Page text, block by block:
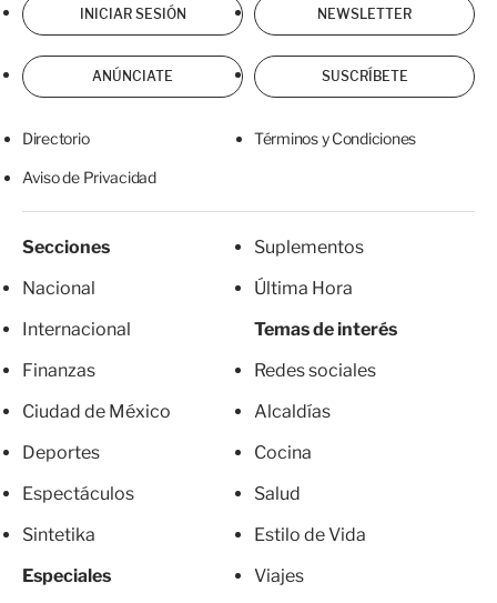
INICIAR SESIÓN NEWSLETTER
ANÚNCIATE SUSCRÍBETE
Directorio Términos y Condiciones
Aviso de Privacidad
Secciones
Nacional
Internacional
Finanzas
Ciudad de México
Deportes
Espectáculos
Sintetika
Especiales
Suplementos
Última Hora
Temas de interés
Redes sociales
Alcaldías
Cocina
Salud
Estilo de Vida
Viajes